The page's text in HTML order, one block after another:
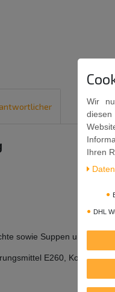
sowie Suppen und Saucen
E260,
Wir
diesen
Ihren
DHL